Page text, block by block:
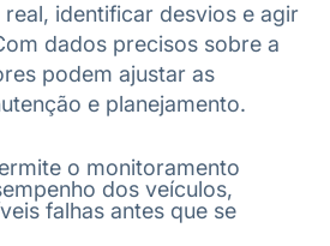
identificar desvios e agir
dados precisos sobre a
podem ajustar as
e planejamento.
o monitoramento
dos veículos,
falhas antes que se